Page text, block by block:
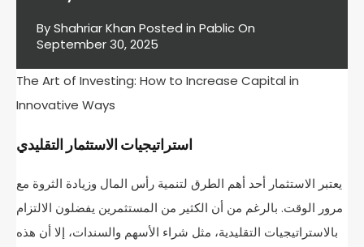
ByShahriar Khan Posted in PablicOn
September 30, 2025
The Art of Investing: How to Increase Capital in
Innovative Ways
استراتيجيات الاستثمار التقليدي
يعتبر الاستثمار أحد أهم الطرق لتنمية رأس المال وزيادة الثروة مع
مرور الوقت. بالرغم من أن الكثير من المستثمرين يفضلون الالتزام
بالاستراتيجيات التقليدية، مثل شراء الأسهم والسندات، إلا أن هذه